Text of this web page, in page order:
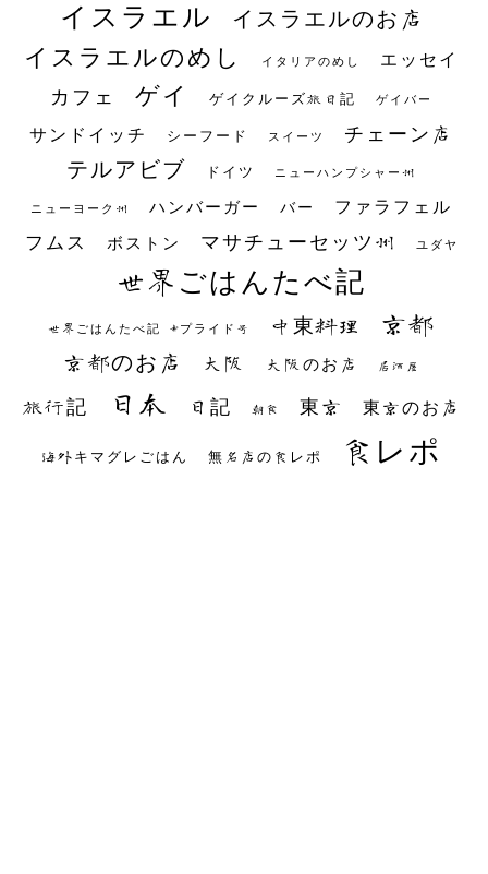
イスラエル イスラエルのお店
イスラエルのめし イタリアのめし エッセイ
カフェ ゲイ ゲイクルーズ旅日記 ゲイバー
サンドイッチ シーフード スイーツ チェーン店
テルアビブ ドイツ ニューハンプシャー州
ニューヨーク州 ハンバーガー バー ファラフェル
フムス ボストン マサチューセッツ州 ユダヤ
世界ごはんたべ記
世界ごはんたべ記 #プライド号 中東料理 京都
京都のお店 大阪 大阪のお店 居酒屋
旅行記 日本 日記 朝食 東京 東京のお店
海外キマグレごはん 無名店の食レポ 食レポ